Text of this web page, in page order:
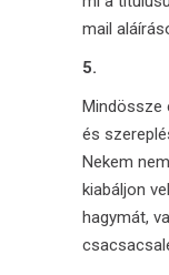
mail
5.
Mindössze
és
Nekem
kiabáljon
hagymát,